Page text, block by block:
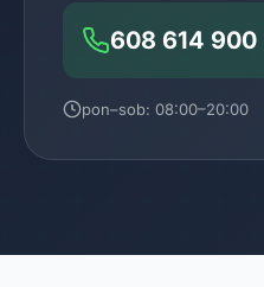
608 614 900
pon–sob: 08:00–20:00